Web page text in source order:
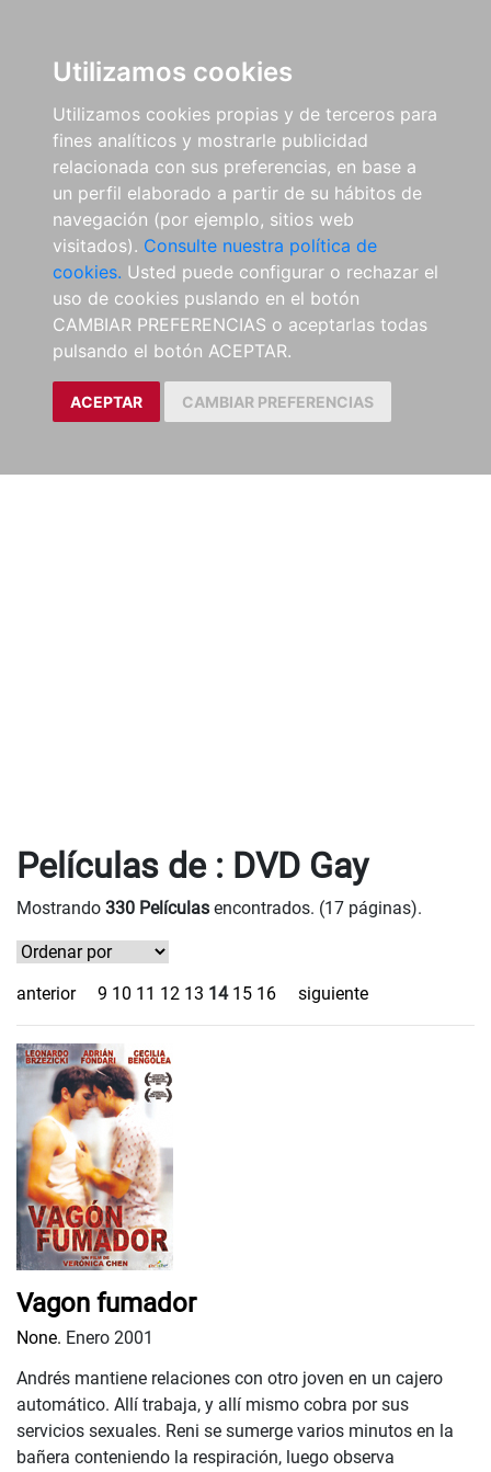
Utilizamos cookies
Utilizamos cookies propias y de terceros para
fines analíticos y mostrarle publicidad
relacionada con sus preferencias, en base a
un perfil elaborado a partir de su hábitos de
navegación (por ejemplo, sitios web
visitados). Consulte nuestra política de
cookies. Usted puede configurar o rechazar el
uso de cookies puslando en el botón
CAMBIAR PREFERENCIAS o aceptarlas todas
pulsando el botón ACEPTAR.
ACEPTAR CAMBIAR PREFERENCIAS
Películas de : DVD Gay
Mostrando 330 Películas encontrados. (17 páginas).
anterior 9 10 11 12 13 14 15 16 siguiente
Vagon fumador
None. Enero 2001
Andrés mantiene relaciones con otro joven en un cajero
automático. Allí trabaja, y allí mismo cobra por sus
servicios sexuales. Reni se sumerge varios minutos en la
bañera conteniendo la respiración, luego observa